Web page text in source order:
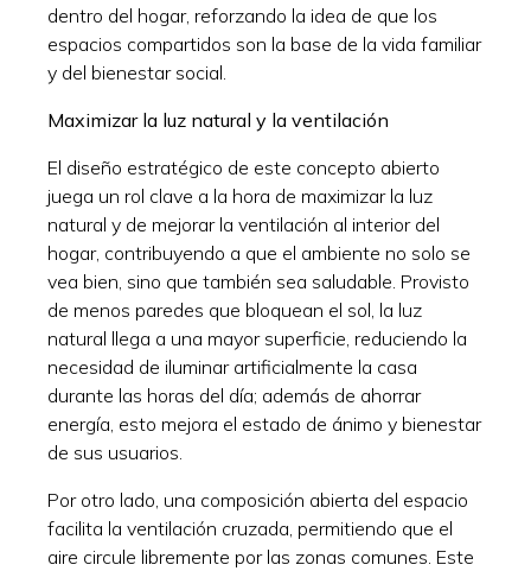
dentro del hogar, reforzando la idea de que los
espacios compartidos son la base de la vida familiar
y del bienestar social.
Maximizar la luz natural y la ventilación
El diseño estratégico de este concepto abierto
juega un rol clave a la hora de maximizar la luz
natural y de mejorar la ventilación al interior del
hogar, contribuyendo a que el ambiente no solo se
vea bien, sino que también sea saludable. Provisto
de menos paredes que bloquean el sol, la luz
natural llega a una mayor superficie, reduciendo la
necesidad de iluminar artificialmente la casa
durante las horas del día; además de ahorrar
energía, esto mejora el estado de ánimo y bienestar
de sus usuarios.
Por otro lado, una composición abierta del espacio
facilita la ventilación cruzada, permitiendo que el
aire circule libremente por las zonas comunes. Este